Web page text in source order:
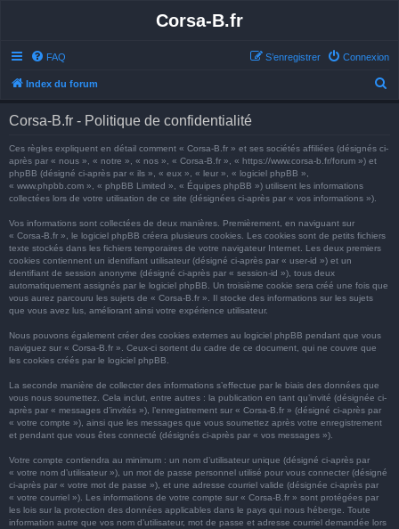
Corsa-B.fr
FAQ Connexion
S’enregistrer
Index du forum
Corsa-B.fr - Politique de confidentialité
Ces règles expliquent en détail comment « Corsa-B.fr » et ses sociétés affiliées (désignés ci-
après par « nous », « notre », « nos », « Corsa-B.fr », « https://www.corsa-b.fr/forum ») et
phpBB (désigné ci-après par « ils », « eux », « leur », « logiciel phpBB »,
« www.phpbb.com », « phpBB Limited », « Équipes phpBB ») utilisent les informations
collectées lors de votre utilisation de ce site (désignées ci-après par « vos informations »).
Vos informations sont collectées de deux manières. Premièrement, en naviguant sur
« Corsa-B.fr », le logiciel phpBB créera plusieurs cookies. Les cookies sont de petits fichiers
texte stockés dans les fichiers temporaires de votre navigateur Internet. Les deux premiers
cookies contiennent un identifiant utilisateur (désigné ci-après par « user-id ») et un
identifiant de session anonyme (désigné ci-après par « session-id »), tous deux
automatiquement assignés par le logiciel phpBB. Un troisième cookie sera créé une fois que
vous aurez parcouru les sujets de « Corsa-B.fr ». Il stocke des informations sur les sujets
que vous avez lus, améliorant ainsi votre expérience utilisateur.
Nous pouvons également créer des cookies externes au logiciel phpBB pendant que vous
naviguez sur « Corsa-B.fr ». Ceux-ci sortent du cadre de ce document, qui ne couvre que
les cookies créés par le logiciel phpBB.
La seconde manière de collecter des informations s’effectue par le biais des données que
vous nous soumettez. Cela inclut, entre autres : la publication en tant qu’invité (désignée ci-
après par « messages d’invités »), l’enregistrement sur « Corsa-B.fr » (désigné ci-après par
« votre compte »), ainsi que les messages que vous soumettez après votre enregistrement
et pendant que vous êtes connecté (désignés ci-après par « vos messages »).
Votre compte contiendra au minimum : un nom d’utilisateur unique (désigné ci-après par
« votre nom d’utilisateur »), un mot de passe personnel utilisé pour vous connecter (désigné
ci-après par « votre mot de passe »), et une adresse courriel valide (désignée ci-après par
« votre courriel »). Les informations de votre compte sur « Corsa-B.fr » sont protégées par
les lois sur la protection des données applicables dans le pays qui nous héberge. Toute
information autre que vos nom d’utilisateur, mot de passe et adresse courriel demandée lors